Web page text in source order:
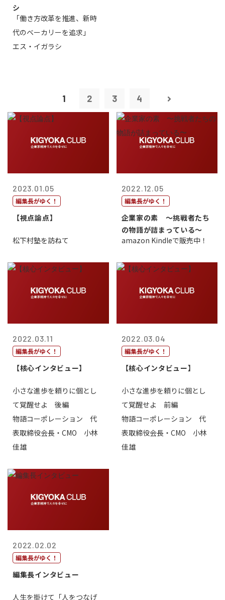
シ
「働き方改革を推進、新時
代のベーカリーを追求」
エス・イガラシ
1 2 3 4
2023.01.05
編集長がゆく！
【視点論点】
松下村塾を訪ねて
2022.12.05
編集長がゆく！
企業家の素 〜挑戦者たち
の物語が詰まっている〜
amazon Kindleで販売中！
2022.03.11
編集長がゆく！
【核心インタビュー】
小さな進歩を頼りに個とし
て覚醒せよ 後編
物語コーポレーション 代
表取締役会長・CMO 小林
佳雄
2022.03.04
編集長がゆく！
【核心インタビュー】
小さな進歩を頼りに個とし
て覚醒せよ 前編
物語コーポレーション 代
表取締役会長・CMO 小林
佳雄
2022.02.02
編集長がゆく！
編集長インタビュー
人生を掛けて「人をつなげ